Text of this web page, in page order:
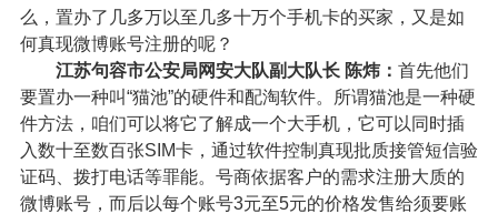
么，置办了几多万以至几多十万个手机卡的买家，又是如
何真现微博账号注册的呢？
江苏句容市公安局网安大队副大队长 陈炜： 首先他们
要置办一种叫“猫池”的硬件和配淘软件。所谓猫池是一种硬
件方法，咱们可以将它了解成一个大手机，它可以同时插
入数十至数百张SIM卡，通过软件控制真现批质接管短信验
证码、拨打电话等罪能。号商依据客户的需求注册大质的
微博账号，而后以每个账号3元至5元的价格发售给须要账